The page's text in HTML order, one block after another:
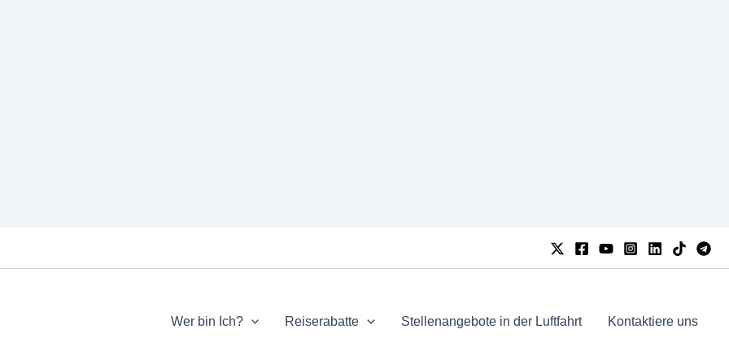
Wer bin Ich? Reiserabatte Stellenangebote in der Luftfahrt Kontaktiere uns